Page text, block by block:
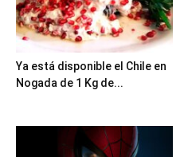
Ya está disponible el Chile en
Nogada de 1 Kg de...